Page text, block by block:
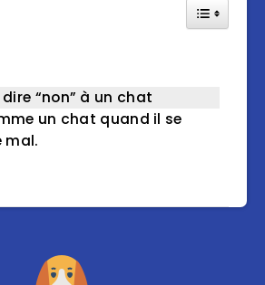
Toggle
“non” à un chat
un chat quand il se
mal.